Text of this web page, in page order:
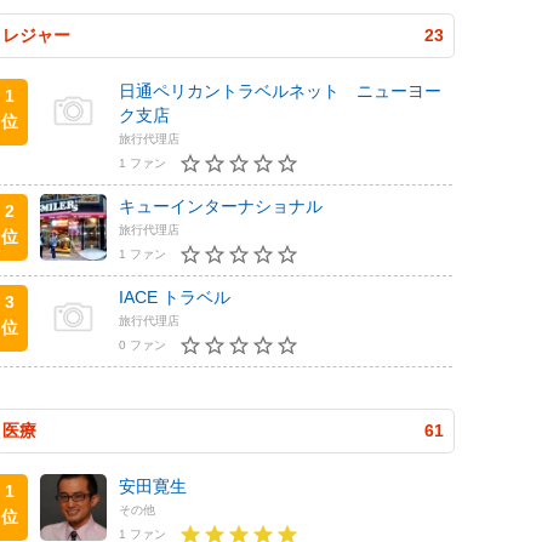
レジャー 23
1
位
日通ペリカントラベルネット ニューヨー
ク支店
旅行代理店
1 ファン
2
位
キューインターナショナル
旅行代理店
1 ファン
3
位
IACE トラベル
旅行代理店
0 ファン
医療 61
1
位
安田寛生
その他
1 ファン